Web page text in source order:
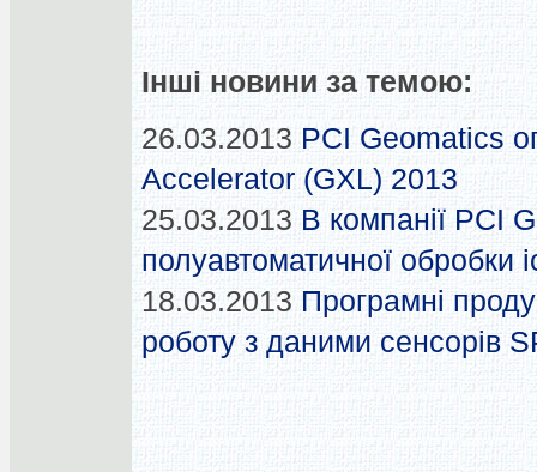
Інші новини за темою:
26.03.2013 PCI Geomatics
Accelerator (GXL) 2013
25.03.2013 В компанії PCI
полуавтоматичної обробки
18.03.2013 Програмні
роботу з даними сенсорів